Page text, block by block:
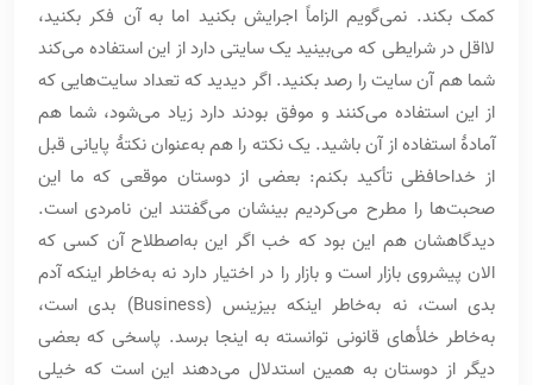
کمک بکند. نمی‌گویم الزاماً اجرایش بکنید اما به آن فکر بکنید،
لااقل در شرایطی که می‌بینید یک سایتی دارد از این استفاده می‌کند
شما هم آن سایت را رصد بکنید. اگر دیدید که تعداد سایت‌هایی که
از این استفاده می‌کنند و موفق بودند دارد زیاد می‌شود، شما هم
آمادۀ استفاده از آن باشید. یک نکته را هم به‌عنوان نکتۀ پایانی قبل
از خداحافظی تأکید بکنم: بعضی از دوستان موقعی که ما این
صحبت‌ها را مطرح می‌کردیم بینشان می‌گفتند این نامردی است.
دیدگاهشان هم این بود که خب اگر این به‌اصطلاح آن کسی که
الان پیشروی بازار است و بازار را در اختیار دارد نه به‌خاطر اینکه آدم
بدی است، نه به‌خاطر اینکه بیزینس (Business) بدی است،
به‌خاطر خلأهای قانونی توانسته به اینجا برسد. پاسخی که بعضی
دیگر از دوستان به همین استدلال می‌دهند این است که خیلی